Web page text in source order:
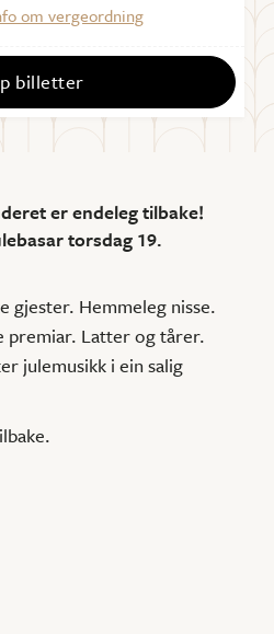
om vergeordning
billetter
er endeleg tilbake!
torsdag 19.
gjester. Hemmeleg nisse.
premiar. Latter og tårer.
julemusikk i ein salig